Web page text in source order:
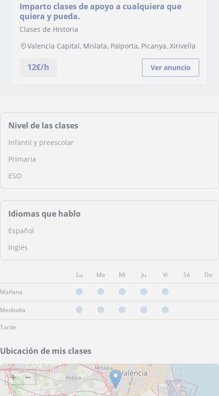
Imparto clases de apoyo a cualquiera que
quiera y pueda.
Clases de Historia
Valencia Capital, Mislata, Paiporta, Picanya, Xirivella
12€/h Ver anuncio
Nivel de las clases
Infantil y preescolar
Primaria
ESO
Idiomas que hablo
Español
Inglés
Lu Ma Mi Ju Vi Sá Do
Mañana
Mediodía
Tarde
Ubicación de mis clases
+ −